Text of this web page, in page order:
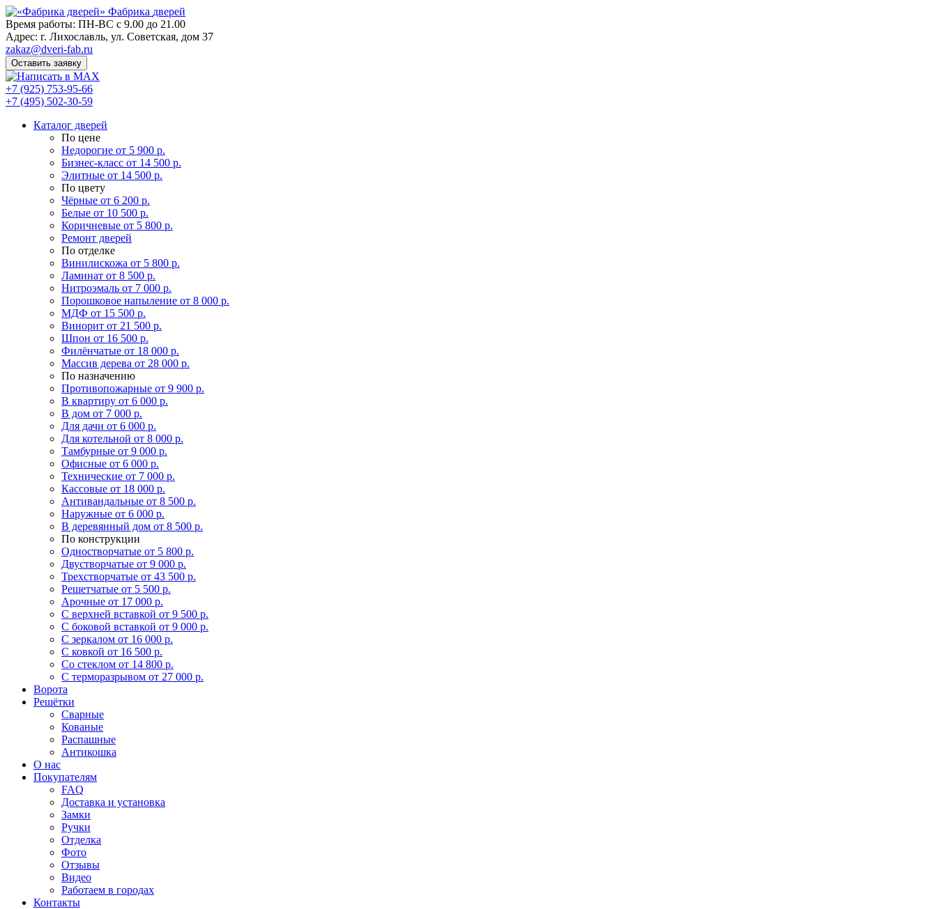
Фабрика дверей
Время работы: ПН-ВС с 9.00 до 21.00
Адрес: г. Лихославль, ул. Советская, дом 37
zakaz@dveri-fab.ru
Оставить заявку
+7 (925) 753-95-66
+7 (495) 502-30-59
Каталог дверей
По цене
Недорогие от 5 900 р.
Бизнес-класс от 14 500 р.
Элитные от 14 500 р.
По цвету
Чёрные от 6 200 р.
Белые от 10 500 р.
Коричневые от 5 800 р.
Ремонт дверей
По отделке
Винилискожа от 5 800 р.
Ламинат от 8 500 р.
Нитроэмаль от 7 000 р.
Порошковое напыление от 8 000 р.
МДФ от 15 500 р.
Винорит от 21 500 р.
Шпон от 16 500 р.
Филёнчатые от 18 000 р.
Массив дерева от 28 000 р.
По назначению
Противопожарные от 9 900 р.
В квартиру от 6 000 р.
В дом от 7 000 р.
Для дачи от 6 000 р.
Для котельной от 8 000 р.
Тамбурные от 9 000 р.
Офисные от 6 000 р.
Технические от 7 000 р.
Кассовые от 18 000 р.
Антивандальные от 8 500 р.
Наружные от 6 000 р.
В деревянный дом от 8 500 р.
По конструкции
Одностворчатые от 5 800 р.
Двустворчатые от 9 000 р.
Трехстворчатые от 43 500 р.
Решетчатые от 5 500 р.
Арочные от 17 000 р.
С верхней вставкой от 9 500 р.
С боковой вставкой от 9 000 р.
С зеркалом от 16 000 р.
С ковкой от 16 500 р.
Со стеклом от 14 800 р.
С терморазрывом от 27 000 р.
Ворота
Решётки
Сварные
Кованые
Распашные
Антикошка
О нас
Покупателям
FAQ
Доставка и установка
Замки
Ручки
Отделка
Фото
Отзывы
Видео
Работаем в городах
Контакты